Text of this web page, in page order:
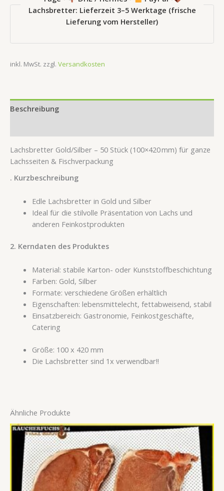
Lachsbretter: Lieferzeit 3–5 Werktage (frische
Lieferung vom Hersteller)
inkl. MwSt. zzgl. Versandkosten
Beschreibung
Lachsbretter Gold/Silber – 50 Stück (100×420 mm) für ganze
Lachsseiten & Fischverpackung
. Kurzbeschreibung
Edle Lachsbretter in Gold und Silber
Ideal für die stilvolle Präsentation von Lachs und
anderen Feinkostprodukten
2. Kerndaten des Produktes
Material: stabile Karton- oder Kunststoffbeschichtung
Farben: Gold, Silber
Formate: verschiedene Größen erhältlich
Eigenschaften: lebensmittelecht, fettabweisend, stabil
Einsatzbereich: Gastronomie, Feinkostgeschäfte,
Catering
Größe: 100 x 420 mm
Die Lachsbretter sind 1x verwendbar!!
Ähnliche Produkte